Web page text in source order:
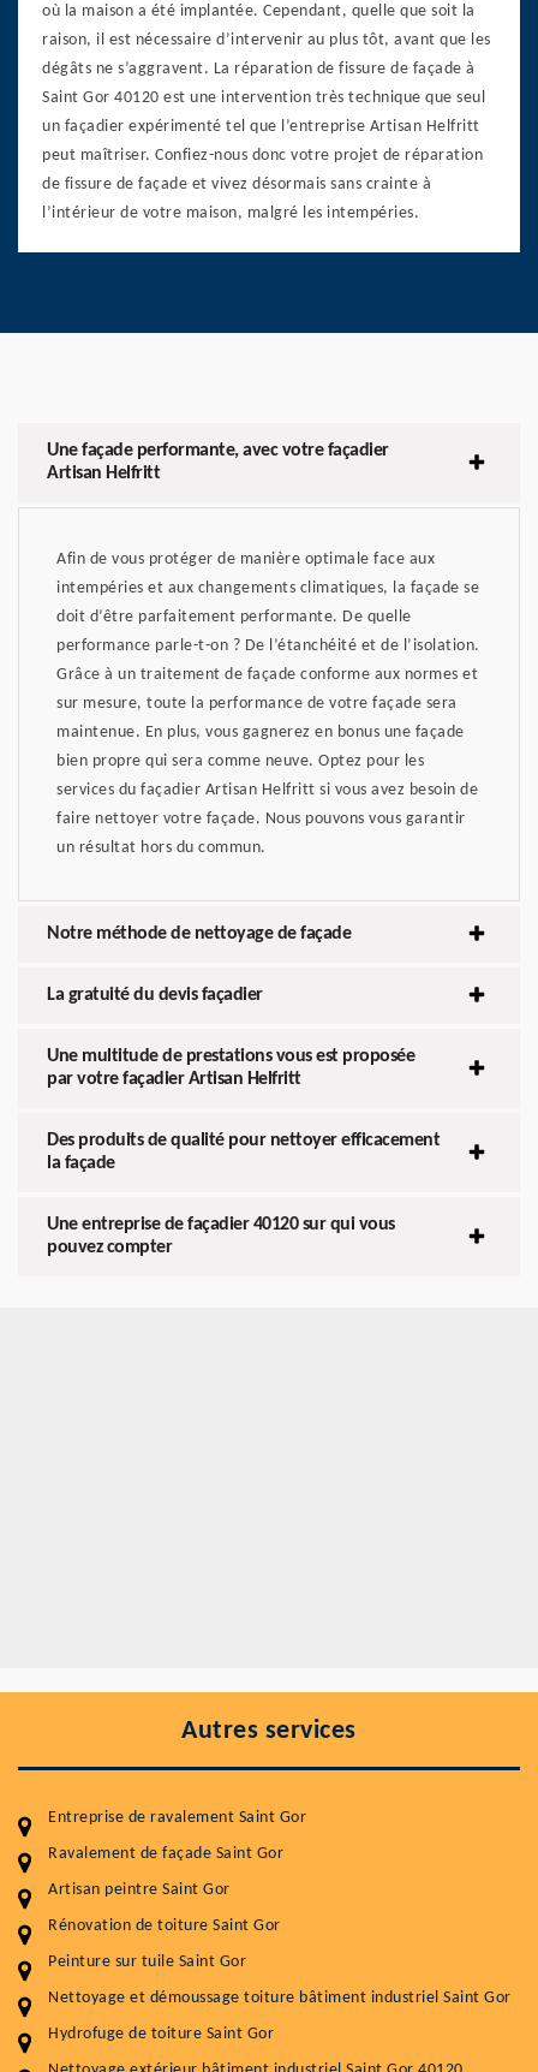
où la maison a été implantée. Cependant, quelle que soit la
raison, il est nécessaire d’intervenir au plus tôt, avant que les
dégâts ne s’aggravent. La réparation de fissure de façade à
Saint Gor 40120 est une intervention très technique que seul
un façadier expérimenté tel que l’entreprise Artisan Helfritt
peut maîtriser. Confiez-nous donc votre projet de réparation
de fissure de façade et vivez désormais sans crainte à
l’intérieur de votre maison, malgré les intempéries.
Une façade performante, avec votre façadier
Artisan Helfritt
Afin de vous protéger de manière optimale face aux
intempéries et aux changements climatiques, la façade se
doit d’être parfaitement performante. De quelle
performance parle-t-on ? De l’étanchéité et de l’isolation.
Grâce à un traitement de façade conforme aux normes et
sur mesure, toute la performance de votre façade sera
maintenue. En plus, vous gagnerez en bonus une façade
bien propre qui sera comme neuve. Optez pour les
services du façadier Artisan Helfritt si vous avez besoin de
faire nettoyer votre façade. Nous pouvons vous garantir
un résultat hors du commun.
Notre méthode de nettoyage de façade
La gratuité du devis façadier
Une multitude de prestations vous est proposée
par votre façadier Artisan Helfritt
Des produits de qualité pour nettoyer efficacement
la façade
Une entreprise de façadier 40120 sur qui vous
pouvez compter
Autres services
Entreprise de ravalement Saint Gor
Ravalement de façade Saint Gor
Artisan peintre Saint Gor
Rénovation de toiture Saint Gor
Peinture sur tuile Saint Gor
Nettoyage et démoussage toiture bâtiment industriel Saint Gor
Hydrofuge de toiture Saint Gor
Entretenir votre toiture, c'est préserver sa
durabilité
Plus de 15 ans d'expérience en couverture et facade
Service